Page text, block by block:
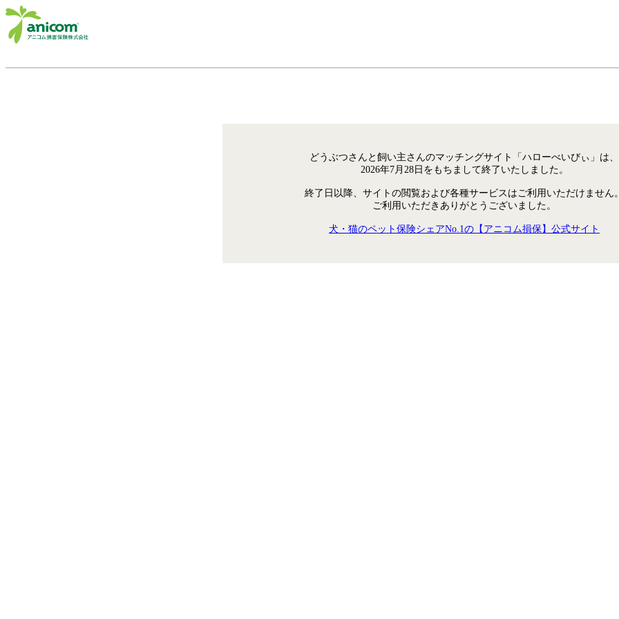
どうぶつさんと飼い主さんのマッチングサイト「ハローべいびぃ」は、
2026年7月28日をもちまして終了いたしました。
終了日以降、サイトの閲覧および各種サービスはご利用いただけません
ご利用いただきありがとうございました。
犬・猫のペット保険シェアNo.1の【アニコム損保】公式サイト